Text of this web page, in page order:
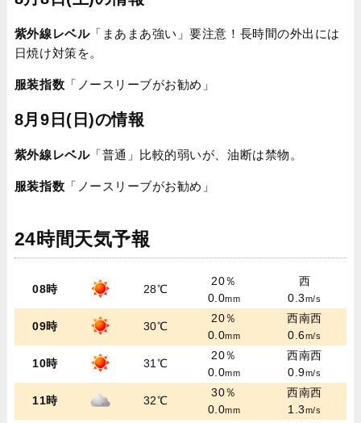
紫外線レベル「まあまあ強い」要注意！長時間の外出には
日焼け対策を。
服装指数 「ノースリーブがお勧め」
8月9日(日)の情報
紫外線レベル「普通」比較的弱いが、油断は禁物。
服装指数 「ノースリーブがお勧め」
24時間天気予報
08時 28℃
20％
0.0mm
西
0.3m/s
09時 30℃
20％
0.0mm
西南西
0.6m/s
10時 31℃
20％
0.0mm
西南西
0.9m/s
11時 32℃
30％
0.0mm
西南西
1.3m/s